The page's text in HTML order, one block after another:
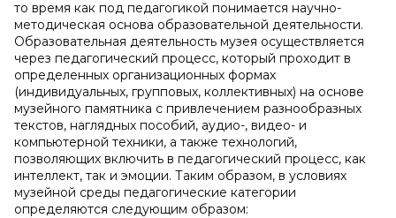
то время как под педагогикой понимается научно-
методическая основа образовательной деятельности.
Образовательная деятельность музея осуществляется
через педагогический процесс, который проходит в
определенных организационных формах
(индивидуальных, групповых, коллективных) на основе
музейного памятника с привлечением разнообразных
текстов, наглядных пособий, аудио-, видео- и
компьютерной техники, а также технологий,
позволяющих включить в педагогический процесс, как
интеллект, так и эмоции. Таким образом, в условиях
музейной среды педагогические категории
определяются следующим образом: